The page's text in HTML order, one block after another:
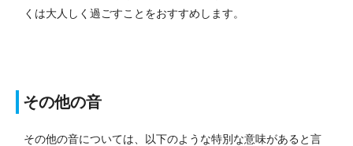
くは大人しく過ごすことをおすすめします。
その他の音
その他の音については、以下のような特別な意味があると言